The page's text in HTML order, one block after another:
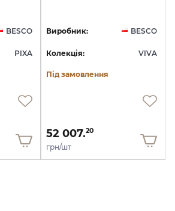
BESCO
PIXA
Виробник: BESCO
Колекція: VIVA
Під замовлення
52 007.20
грн/шт